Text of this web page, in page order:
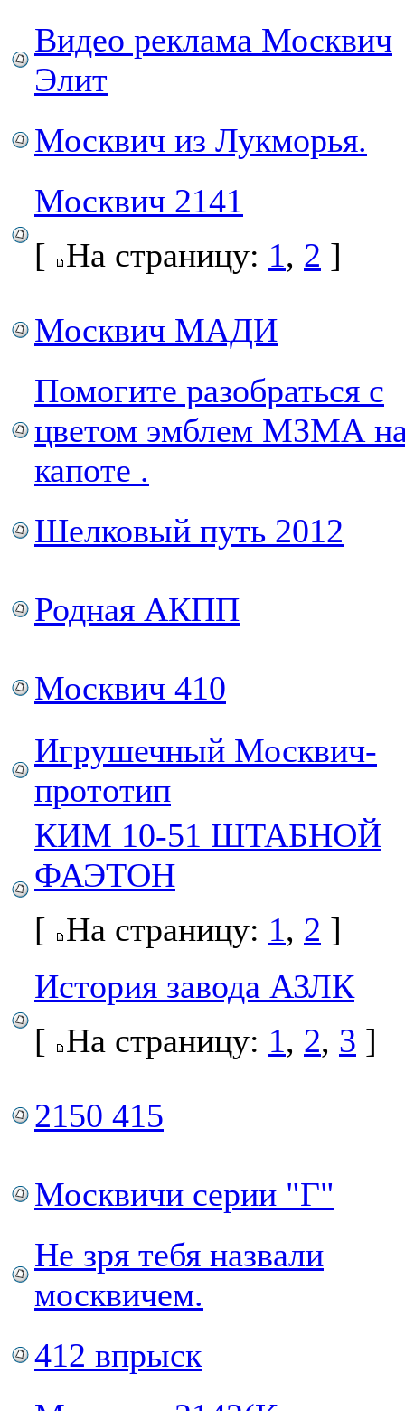
Видео реклама Москвич
Элит
Москвич из Лукморья.
Москвич 2141
[ На страницу: 1, 2 ]
Москвич МАДИ
Помогите разобраться с
цветом эмблем МЗМА
капоте .
Шелковый путь 2012
Родная АКПП
Москвич 410
Игрушечный Москвич-
прототип
КИМ 10-51 ШТАБНОЙ
ФАЭТОН
[ На страницу: 1, 2 ]
История завода АЗЛК
[ На страницу: 1, 2, 3 ]
2150 415
Москвичи серии "Г"
Не зря тебя назвали
москвичем.
412 впрыск